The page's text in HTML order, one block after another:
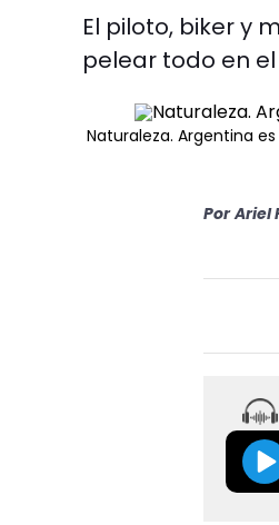
El piloto, biker y
pelear todo en
Naturaleza. Argentina
Por Ariel